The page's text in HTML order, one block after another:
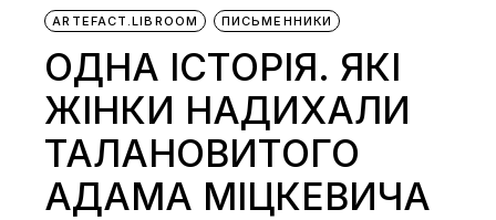
ARTEFACT.LIBROOM
ПИСЬМЕННИКИ
ОДНА ІСТОРІЯ. ЯКІ
ЖІНКИ НАДИХАЛИ
ТАЛАНОВИТОГО
АДАМА МІЦКЕВИЧА